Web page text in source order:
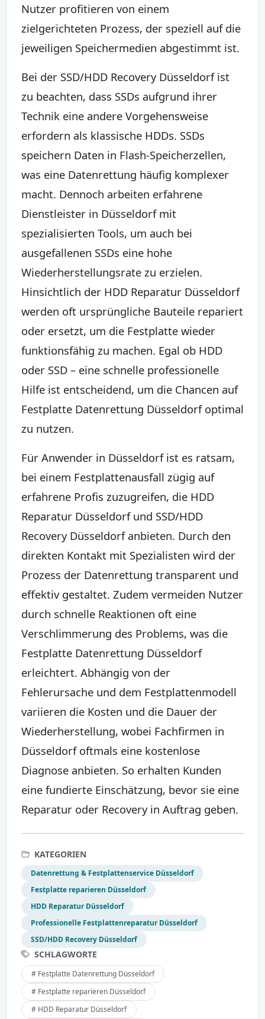
Nutzer profitieren von einem
zielgerichteten Prozess, der speziell auf die
jeweiligen Speichermedien abgestimmt ist.
Bei der SSD/HDD Recovery Düsseldorf ist
zu beachten, dass SSDs aufgrund ihrer
Technik eine andere Vorgehensweise
erfordern als klassische HDDs. SSDs
speichern Daten in Flash-Speicherzellen,
was eine Datenrettung häufig komplexer
macht. Dennoch arbeiten erfahrene
Dienstleister in Düsseldorf mit
spezialisierten Tools, um auch bei
ausgefallenen SSDs eine hohe
Wiederherstellungsrate zu erzielen.
Hinsichtlich der HDD Reparatur Düsseldorf
werden oft ursprüngliche Bauteile repariert
oder ersetzt, um die Festplatte wieder
funktionsfähig zu machen. Egal ob HDD
oder SSD – eine schnelle professionelle
Hilfe ist entscheidend, um die Chancen auf
Festplatte Datenrettung Düsseldorf optimal
zu nutzen.
Für Anwender in Düsseldorf ist es ratsam,
bei einem Festplattenausfall zügig auf
erfahrene Profis zuzugreifen, die HDD
Reparatur Düsseldorf und SSD/HDD
Recovery Düsseldorf anbieten. Durch den
direkten Kontakt mit Spezialisten wird der
Prozess der Datenrettung transparent und
effektiv gestaltet. Zudem vermeiden Nutzer
durch schnelle Reaktionen oft eine
Verschlimmerung des Problems, was die
Festplatte Datenrettung Düsseldorf
erleichtert. Abhängig von der
Fehlerursache und dem Festplattenmodell
variieren die Kosten und die Dauer der
Wiederherstellung, wobei Fachfirmen in
Düsseldorf oftmals eine kostenlose
Diagnose anbieten. So erhalten Kunden
eine fundierte Einschätzung, bevor sie eine
Reparatur oder Recovery in Auftrag geben.
KATEGORIEN
Datenrettung & Festplattenservice Düsseldorf
Festplatte reparieren Düsseldorf
HDD Reparatur Düsseldorf
Professionelle Festplattenreparatur Düsseldorf
SSD/HDD Recovery Düsseldorf
SCHLAGWORTE
# Festplatte Datenrettung Düsseldorf
# Festplatte reparieren Düsseldorf
# HDD Reparatur Düsseldorf